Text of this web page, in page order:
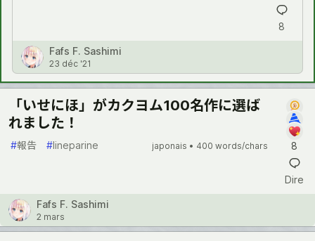
8
Fafs F. Sashimi
23 déc '21
「いせにほ」がカクヨム100名作に選ば
れました！
#報告 #lineparine japonais • 400 words/chars 8
Dire
Fafs F. Sashimi
2 mars